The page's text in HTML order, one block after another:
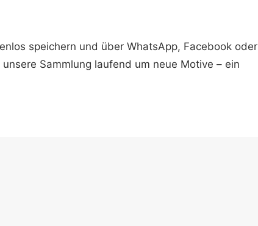
speichern und über WhatsApp, Facebook oder
Sammlung laufend um neue Motive – ein